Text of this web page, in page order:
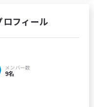
ロフィール
メンバー数
9名